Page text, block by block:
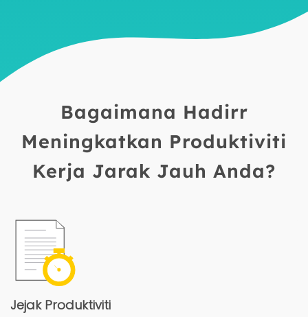
Bagaimana Hadirr
Meningkatkan Produktiviti
Kerja Jarak Jauh Anda?
Jejak Produktiviti